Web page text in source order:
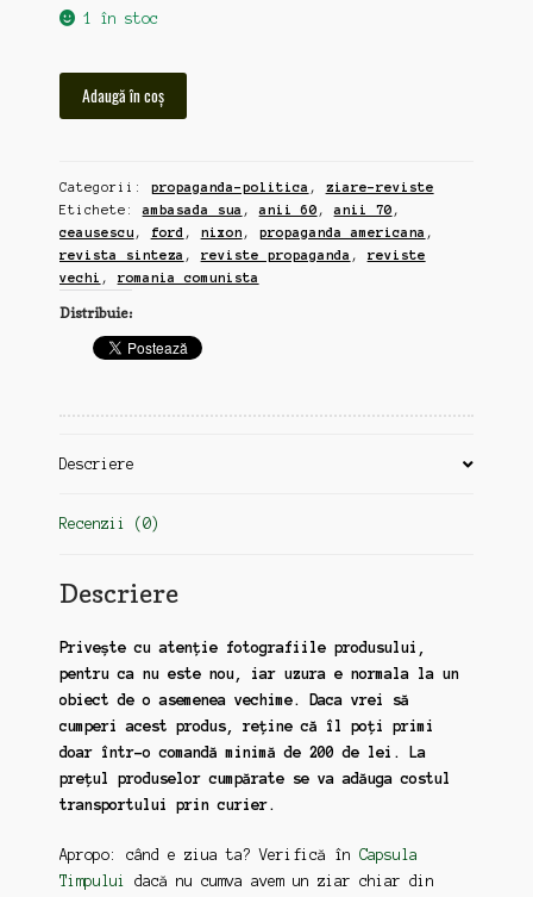
1 în stoc
"Sinteza",
propaganda
americana
in
Romania
comunista,
7
reviste,
Adaugă în coș
Categorii: propaganda-politica , ziare-reviste
Etichete:ambasada sua ,anii 60 ,anii 70 ,
ceausescu , ford , nixon , propaganda americana ,
revista sinteza , reviste propaganda , reviste
vechi , romania comunista
Distribuie:
Descriere
Recenzii (0)
Descriere
Privește cu atenție fotografiile produsului,
pentru ca nu este nou, iar uzura e normala la un
obiect de o asemenea vechime. Daca vrei să
cumperi acest produs, reține că îl poți primi
doar într-o comandă minimă de 200 de lei. La
prețul produselor cumpărate se va adăuga costul
transportului prin curier.
Apropo: când e ziua ta? Verifică în Capsula
Timpului
dacă nu cumva avem un ziar chiar din